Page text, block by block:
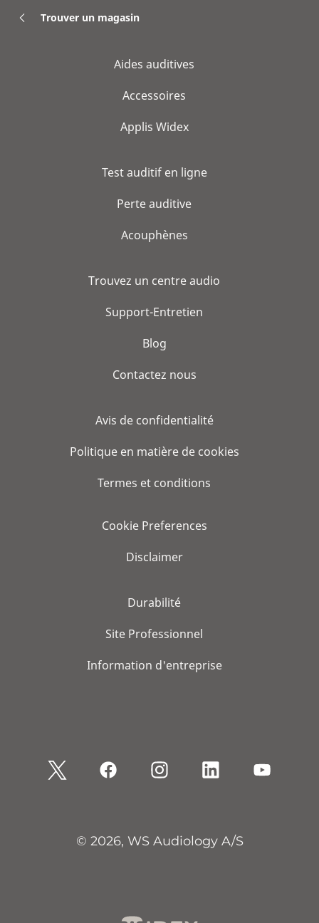
Trouver un magasin
Aides auditives
Accessoires
Applis Widex
Test auditif en ligne
Perte auditive
Acouphènes
Trouvez un centre audio
Support-Entretien
Blog
Contactez nous
Avis de confidentialité
Politique en matière de cookies
Termes et conditions
Cookie Preferences
Disclaimer
Durabilité
Site Professionnel
Information d'entreprise
© 2026, WS Audiology A/S